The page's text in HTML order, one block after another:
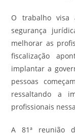
O trabalho visa
segurança
melhorar as
fiscalização
implantar a
pessoas
ressaltando a
profissionais
A 81ª reunião